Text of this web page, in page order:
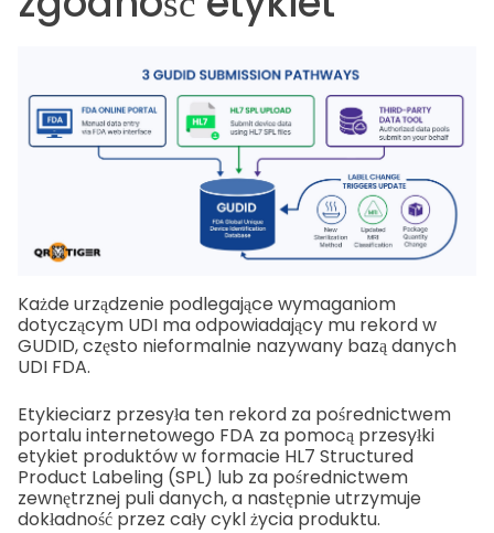
Każde urządzenie podlegające wymaganiom
dotyczącym UDI ma odpowiadający mu rekord w
GUDID, często nieformalnie nazywany bazą danych
UDI FDA.
Etykieciarz przesyła ten rekord za pośrednictwem
portalu internetowego FDA za pomocą przesyłki
etykiet produktów w formacie HL7 Structured
Product Labeling (SPL) lub za pośrednictwem
zewnętrznej puli danych, a następnie utrzymuje
dokładność przez cały cykl życia produktu.